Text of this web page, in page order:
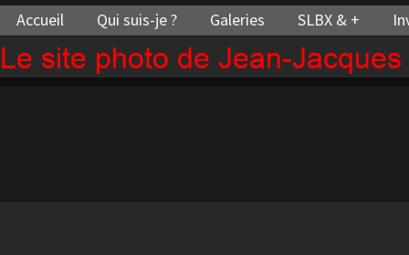
Le site photo de Jean-
Accueil Qui suis-je ? Galeries SLBX & +